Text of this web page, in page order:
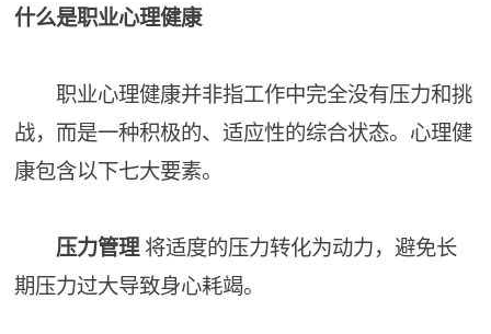
什么是职业心理健康
职业心理健康并非指工作中完全没有压力和挑
战，而是一种积极的、适应性的综合状态。心理健
康包含以下七大要素。
压力管理 将适度的压力转化为动力，避免长
期压力过大导致身心耗竭。